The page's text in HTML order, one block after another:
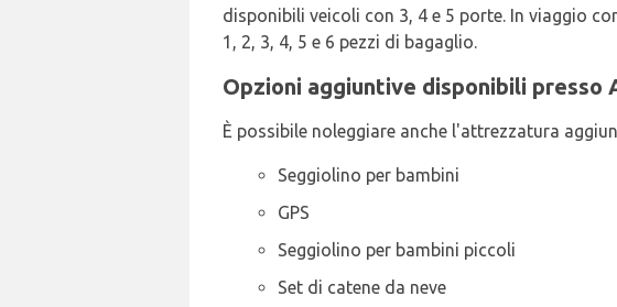
disponibili veicoli con 3, 4 e 5 porte. In viaggio
1, 2, 3, 4, 5 e 6 pezzi di bagaglio.
Opzioni aggiuntive disponibili
È possibile noleggiare anche l'attrezzatura
Seggiolino per bambini
GPS
Seggiolino per bambini piccoli
Set di catene da neve